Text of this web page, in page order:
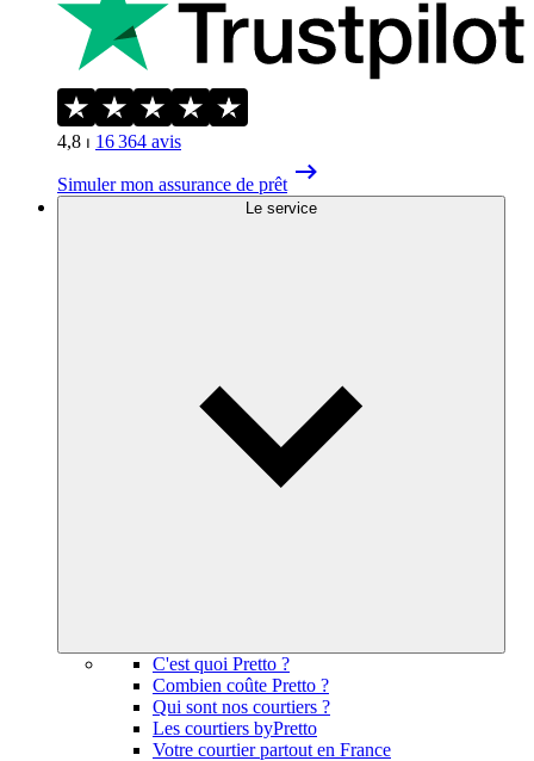
4,8 ⏐ 16 364 avis
Simuler mon assurance de prêt
Le service
C'est quoi Pretto ?
Combien coûte Pretto ?
Qui sont nos courtiers ?
Les courtiers byPretto
Votre courtier partout en France